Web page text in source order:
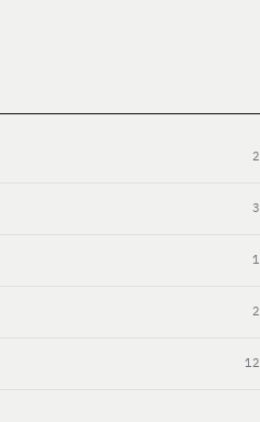
2
3
1
2
12